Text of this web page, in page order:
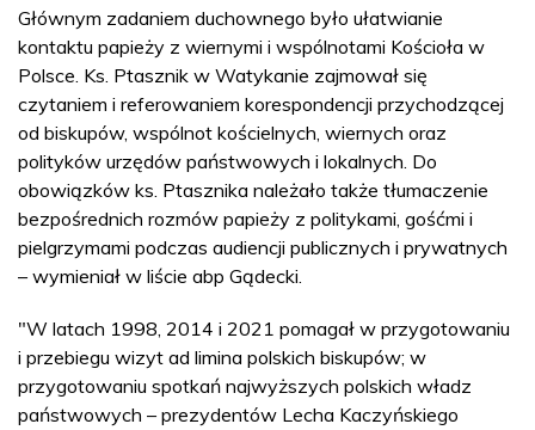
Głównym zadaniem duchownego było ułatwianie
kontaktu papieży z wiernymi i wspólnotami Kościoła w
Polsce. Ks. Ptasznik w Watykanie zajmował się
czytaniem i referowaniem korespondencji przychodzącej
od biskupów, wspólnot kościelnych, wiernych oraz
polityków urzędów państwowych i lokalnych. Do
obowiązków ks. Ptasznika należało także tłumaczenie
bezpośrednich rozmów papieży z politykami, gośćmi i
pielgrzymami podczas audiencji publicznych i prywatnych
– wymieniał w liście abp Gądecki.
"W latach 1998, 2014 i 2021 pomagał w przygotowaniu
i przebiegu wizyt ad limina polskich biskupów; w
przygotowaniu spotkań najwyższych polskich władz
państwowych – prezydentów Lecha Kaczyńskiego